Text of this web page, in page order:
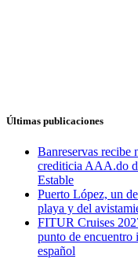
Últimas publicaciones
Banreservas recibe
crediticia AAA.do
Estable
Puerto López, un
playa y del
FITUR Cruises
punto de encuentro
español